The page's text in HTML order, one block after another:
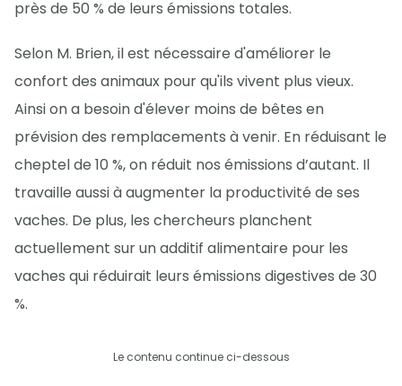
près de 50 % de leurs émissions totales.
Selon M. Brien, il est nécessaire d'améliorer le
confort des animaux pour qu'ils vivent plus vieux.
Ainsi on a besoin d'élever moins de bêtes en
prévision des remplacements à venir. En réduisant le
cheptel de 10 %, on réduit nos émissions d’autant. Il
travaille aussi à augmenter la productivité de ses
vaches. De plus, les chercheurs planchent
actuellement sur un additif alimentaire pour les
vaches qui réduirait leurs émissions digestives de 30
%.
Le contenu continue ci-dessous